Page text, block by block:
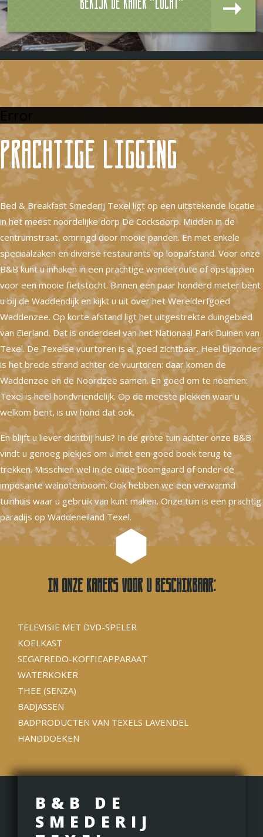
Prachtige ligging
Bed & Breakfast Smederij Texel ligt op een uitstekende locatie
in het meest noordelijke dorp De Cocksdorp. Midden in de
centrumstraat, omringd door mooie panden. En met enkele
speciaalzaken en diverse restaurants op loopafstand. Voor onze
B&B kunt u inhaken in een prachtige wandelroute of opstappen
voor een mooie fietstocht. Binnen een paar honderd meter bent
u bij de Waddendijk en kijkt u uit over het Werelderfgoed
Waddenzee. Op korte afstand ligt het uitgestrekte duingebied
van Eierland. Dat is onderdeel van het Nationaal Park Duinen van
Texel. De Texelse vuurtoren is al goed zichtbaar. Heel bijzonder
is het brede strand achter de vuurtoren: daar komen de
Waddenzee en de Noordzee samen. En goed om te noemen:
Texel is heel hondvriendelijk. Op de meeste plekken waar u
welkom bent, is uw hond dat ook.
En blijft u liever dichtbij huis? In de grote tuin achter onze B&B
vindt u genoeg plekjes om u met een goed boek terug te
trekken. Misschien wel in de oude boomgaard of onder de
imposante walnotenboom. Ook hebben we een verwarmd
tuinhuis waar u gebruik van kunt maken. Onze tuin is een prachtig
paradijs op Waddeneiland Texel.
In onze kamers voor u beschikbaar:
TELEVISIE MET DVD-SPELER
KOELKAST
SEGAFREDO-KOFFIEAPPARAAT
WATERKOKER
THEE (SENZA)
BADJASSEN
BADPRODUCTEN VAN TEXELS LAVENDEL
HANDDOEKEN
B&B DE
SMEDERIJ